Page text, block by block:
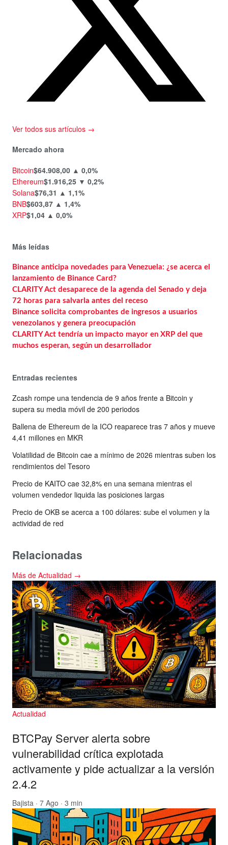
Ver todos sus artículos →
Mercado ahora
Bitcoin$64.908,00 ▲ 0,0%
Ethereum$1.916,25 ▼ 0,2%
Solana$76,31 ▲ 1,1%
BNB$603,87 ▲ 1,4%
XRP$1,04 ▲ 0,0%
Más leídas
Binance anticipa novedades para Venezuela: ¿se acerca el
lanzamiento de Binance Card?
CLARITY Act desaparece de la agenda del Senado y deja
72 horas para salvarla antes del receso
Binance solicita comprobantes de ingresos a usuarios
venezolanos y genera preocupación
CLARITY Act tendría un impacto mayor en XRP del que
muchos esperan, según un desarrollador
Entradas recientes
Zcash rompe una tendencia de 9 años frente a Bitcoin y
supera su media móvil de 200 periodos
Ballena de Ethereum de la ICO reaparece tras 7 años y mueve
4,41 millones en MKR
Volatilidad de Bitcoin cae a mínimo de 2026 mientras suben los
rendimientos del Tesoro
Precio de KAITO cae 32,8% en una semana mientras el
volumen vendedor liquida las posiciones largas
Precio de OKB se acerca a 100 dólares: sube el volumen y la
actividad de red
Relacionadas
Más de Actualidad →
Actualidad
BTCPay Server alerta sobre
vulnerabilidad crítica explotada
activamente y pide actualizar a la versión
2.4.2
Bajista · 7 Ago · 3 min